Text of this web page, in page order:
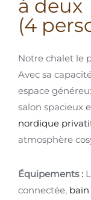
à deux
(4
Notre chalet le
Avec sa
espace
salon spacieux
nordique
atmosphère
Équipements :
connectée,